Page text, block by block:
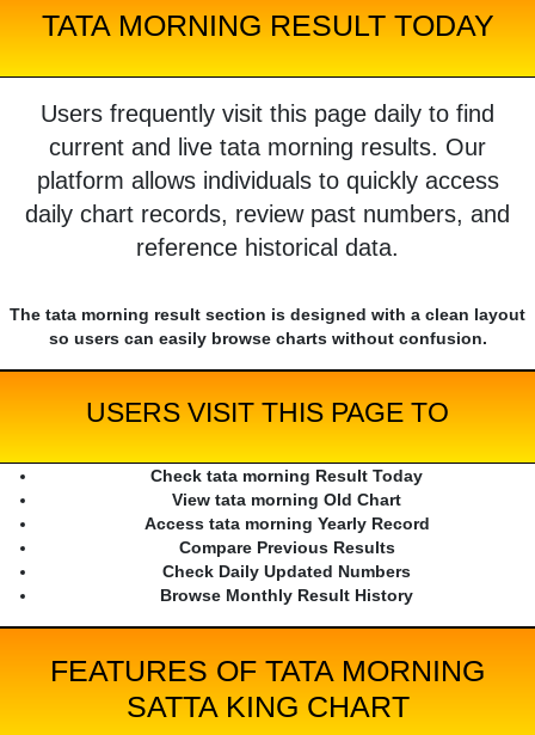
TATA MORNING RESULT TODAY
Users frequently visit this page daily to find
current and live tata morning results. Our
platform allows individuals to quickly access
daily chart records, review past numbers, and
reference historical data.
The tata morning result section is designed with a clean layout
so users can easily browse charts without confusion.
USERS VISIT THIS PAGE TO
Check tata morning Result Today
View tata morning Old Chart
Access tata morning Yearly Record
Compare Previous Results
Check Daily Updated Numbers
Browse Monthly Result History
FEATURES OF TATA MORNING
SATTA KING CHART